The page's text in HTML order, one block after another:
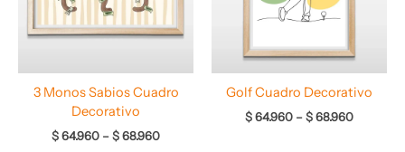
3 Monos Sabios Cuadro
Decorativo
$64.960 –$68.960
Golf Cuadro Decorativo
$64.960 –$68.960